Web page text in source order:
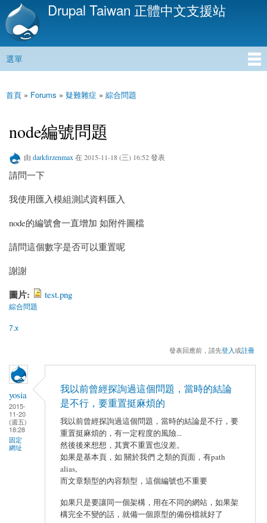
移
內
Drupal Taiwan 正體中文支援站
主選單
選單
您在這裡
首頁 » Forums » 疑難雜症 » 綜合問題
node編號問題
由 darkfirzenmax 在 2015-11-18 (三) 16:52 發表
請問一下
我使用匯入模組測試資料匯入
node的編號會一直增加 如附件圖檔
請問這個數字是否可以重置呢
謝謝
圖片: test.png
綜合問題
7.x
發表回應前，請先登入或註冊
yosia
2015-
11-20
(週五)
18:28
固定
網址
我以前曾經探詢過這個問題，當時的結論
是不行，要重置挺麻煩的
我以前曾經探詢過這個問題，當時的結論是不行，要
重置挺麻煩的，有一定程度的風險...
然後後來想想，其實不重置也沒差。
如果是基本頁，如 關於我們 之類的頁面，有path
alias,
而文章類型的內容類型，這個編號也不重要
如果只是要讓同一個架構，用在不同的網站，如果架
構完全不變的話，就備一個原型的備份檔就好了